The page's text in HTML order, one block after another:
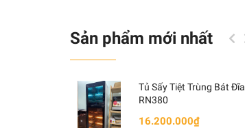
Sản phẩm mới nhất
Tủ Sấy Tiệt Trùng Bát Đĩa
RN380
16.200.000₫